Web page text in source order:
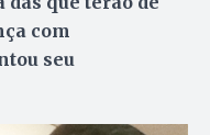
com
seu